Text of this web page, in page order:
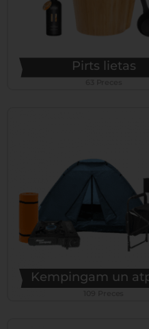
Pirts lietas
Kempingam un